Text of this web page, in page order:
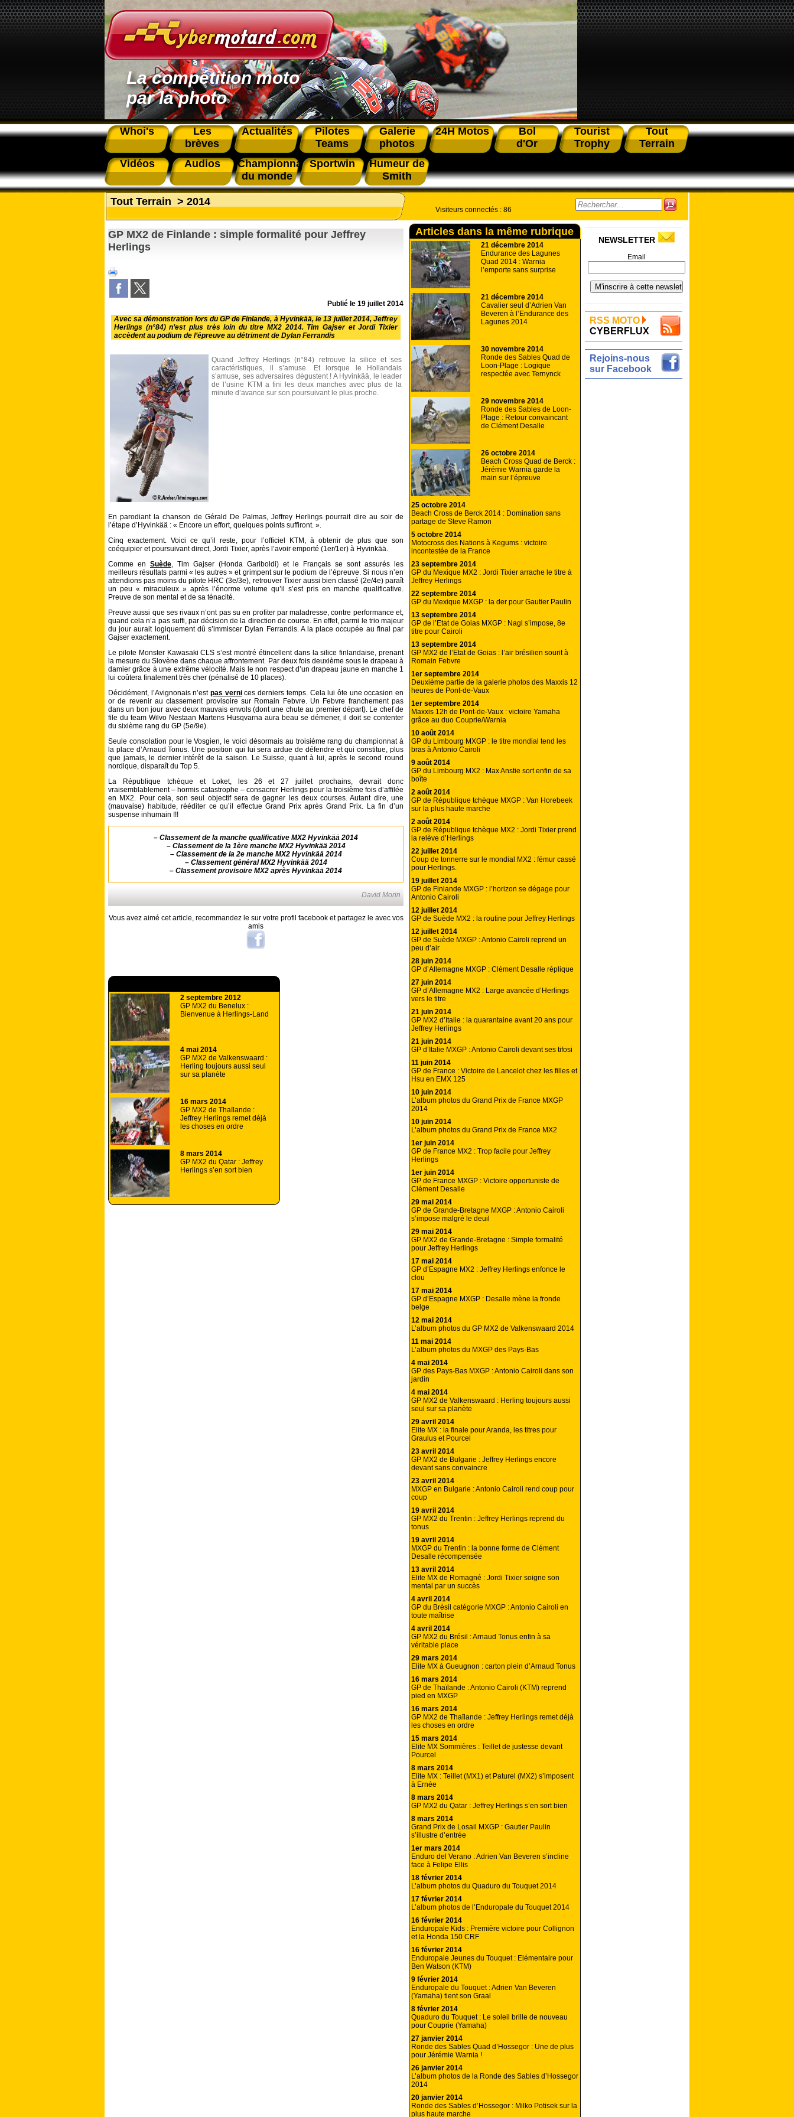
La compétition moto
par la photo
Whoi's
Les
brèves
Actualités
Pilotes
Teams
Galerie
photos
24H Motos
Bol
d'Or
Tourist
Trophy
Tout
Terrain
Vidéos
Audios
Championnat
du monde
Sportwin
Humeur de
Smith
Tout Terrain > 2014
GP MX2 de Finlande : simple formalité pour Jeffrey
Herlings
Publié le 19 juillet 2014
Avec sa démonstration lors du GP de Finlande, à Hyvinkää, le 13 juillet 2014, Jeffrey
Herlings (n°84) n’est plus très loin du titre MX2 2014. Tim Gajser et Jordi Tixier
accèdent au podium de l’épreuve au détriment de Dylan Ferrandis
Quand Jeffrey Herlings (n°84) retrouve la silice et ses
caractéristiques, il s’amuse. Et lorsque le Hollandais
s’amuse, ses adversaires dégustent ! A Hyvinkää, le leader
de l’usine KTM a fini les deux manches avec plus de la
minute d’avance sur son poursuivant le plus proche.
En parodiant la chanson de Gérald De Palmas, Jeffrey Herlings pourrait dire au soir de
l’étape d’Hyvinkää : « Encore un effort, quelques points suffiront. ».
Cinq exactement. Voici ce qu’il reste, pour l’officiel KTM, à obtenir de plus que son
coéquipier et poursuivant direct, Jordi Tixier, après l’avoir emporté (1er/1er) à Hyvinkää.
Comme en Suède, Tim Gajser (Honda Gariboldi) et le Français se sont assurés les
meilleurs résultats parmi « les autres » et grimpent sur le podium de l’épreuve. Si nous n’en
attendions pas moins du pilote HRC (3e/3e), retrouver Tixier aussi bien classé (2e/4e) paraît
un peu « miraculeux » après l’énorme volume qu’il s’est pris en manche qualificative.
Preuve de son mental et de sa ténacité.
Preuve aussi que ses rivaux n’ont pas su en profiter par maladresse, contre performance et,
quand cela n’a pas suffi, par décision de la direction de course. En effet, parmi le trio majeur
du jour aurait logiquement dû s’immiscer Dylan Ferrandis. A la place occupée au final par
Gajser exactement.
Le pilote Monster Kawasaki CLS s’est montré étincellent dans la silice finlandaise, prenant
la mesure du Slovène dans chaque affrontement. Par deux fois deuxième sous le drapeau à
damier grâce à une extrême vélocité. Mais le non respect d’un drapeau jaune en manche 1
lui coûtera finalement très cher (pénalisé de 10 places).
Décidément, l’Avignonais n’estpas vernices derniers temps. Cela lui ôte une occasion en
or de revenir au classement provisoire sur Romain Febvre. Un Febvre franchement pas
dans un bon jour avec deux mauvais envols (dont une chute au premier départ). Le chef de
file du team Wilvo Nestaan Martens Husqvarna aura beau se démener, il doit se contenter
du sixième rang du GP (5e/9e).
Seule consolation pour le Vosgien, le voici désormais au troisième rang du championnat à
la place d’Arnaud Tonus. Une position qui lui sera ardue de défendre et qui constitue, plus
que jamais, le dernier intérêt de la saison. Le Suisse, quant à lui, après le second round
nordique, disparaît du Top 5.
La République tchèque et Loket, les 26 et 27 juillet prochains, devrait donc
vraisemblablement – hormis catastrophe – consacrer Herlings pour la troisième fois d’affilée
en MX2. Pour cela, son seul objectif sera de gagner les deux courses. Autant dire, une
(mauvaise) habitude, rééditer ce qu’il effectue Grand Prix après Grand Prix. La fin d’un
suspense inhumain !!!
– Classement de la manche qualificative MX2 Hyvinkää 2014
– Classement de la 1ère manche MX2 Hyvinkää 2014
– Classement de la 2e manche MX2 Hyvinkää 2014
– Classement général MX2 Hyvinkää 2014
– Classement provisoire MX2 après Hyvinkää 2014
David Morin
Vous avez aimé cet article, recommandez le sur votre profil facebook et partagez le avec vos
amis
2 septembre 2012
GP MX2 du Benelux :
Bienvenue à Herlings-Land
4 mai 2014
GP MX2 de Valkenswaard :
Herling toujours aussi seul
sur sa planète
16 mars 2014
GP MX2 de Thaïlande :
Jeffrey Herlings remet déjà
les choses en ordre
8 mars 2014
GP MX2 du Qatar : Jeffrey
Herlings s’en sort bien
Visiteurs connectés : 86
Articles dans la même rubrique
21 décembre 2014
Endurance des Lagunes
Quad 2014 : Warnia
l’emporte sans surprise
21 décembre 2014
Cavalier seul d’Adrien Van
Beveren à l’Endurance des
Lagunes 2014
30 novembre 2014
Ronde des Sables Quad de
Loon-Plage : Logique
respectée avec Ternynck
29 novembre 2014
Ronde des Sables de Loon-
Plage : Retour convaincant
de Clément Desalle
26 octobre 2014
Beach Cross Quad de Berck :
Jérémie Warnia garde la
main sur l’épreuve
25 octobre 2014
Beach Cross de Berck 2014 : Domination sans
partage de Steve Ramon
5 octobre 2014
Motocross des Nations à Kegums : victoire
incontestée de la France
23 septembre 2014
GP du Mexique MX2 : Jordi Tixier arrache le titre à
Jeffrey Herlings
22 septembre 2014
GP du Mexique MXGP : la der pour Gautier Paulin
13 septembre 2014
GP de l’Etat de Goias MXGP : Nagl s’impose, 8e
titre pour Cairoli
13 septembre 2014
GP MX2 de l’Etat de Goias : l’air brésilien sourit à
Romain Febvre
1er septembre 2014
Deuxième partie de la galerie photos des Maxxis 12
heures de Pont-de-Vaux
1er septembre 2014
Maxxis 12h de Pont-de-Vaux : victoire Yamaha
grâce au duo Couprie/Warnia
10 août 2014
GP du Limbourg MXGP : le titre mondial tend les
bras à Antonio Cairoli
9 août 2014
GP du Limbourg MX2 : Max Anstie sort enfin de sa
boîte
2 août 2014
GP de République tchèque MXGP : Van Horebeek
sur la plus haute marche
2 août 2014
GP de République tchèque MX2 : Jordi Tixier prend
la relève d’Herlings
22 juillet 2014
Coup de tonnerre sur le mondial MX2 : fémur cassé
pour Herlings.
19 juillet 2014
GP de Finlande MXGP : l’horizon se dégage pour
Antonio Cairoli
12 juillet 2014
GP de Suède MX2 : la routine pour Jeffrey Herlings
12 juillet 2014
GP de Suède MXGP : Antonio Cairoli reprend un
peu d’air
28 juin 2014
GP d’Allemagne MXGP : Clément Desalle réplique
27 juin 2014
GP d’Allemagne MX2 : Large avancée d’Herlings
vers le titre
21 juin 2014
GP MX2 d’Italie : la quarantaine avant 20 ans pour
Jeffrey Herlings
21 juin 2014
GP d’Italie MXGP : Antonio Cairoli devant ses tifosi
11 juin 2014
GP de France : Victoire de Lancelot chez les filles et
Hsu en EMX 125
10 juin 2014
L’album photos du Grand Prix de France MXGP
2014
10 juin 2014
L’album photos du Grand Prix de France MX2
1er juin 2014
GP de France MX2 : Trop facile pour Jeffrey
Herlings
1er juin 2014
GP de France MXGP : Victoire opportuniste de
Clément Desalle
29 mai 2014
GP de Grande-Bretagne MXGP : Antonio Cairoli
s’impose malgré le deuil
29 mai 2014
GP MX2 de Grande-Bretagne : Simple formalité
pour Jeffrey Herlings
17 mai 2014
GP d’Espagne MX2 : Jeffrey Herlings enfonce le
clou
17 mai 2014
GP d’Espagne MXGP : Desalle mène la fronde
belge
12 mai 2014
L’album photos du GP MX2 de Valkenswaard 2014
11 mai 2014
L’album photos du MXGP des Pays-Bas
4 mai 2014
GP des Pays-Bas MXGP : Antonio Cairoli dans son
jardin
4 mai 2014
GP MX2 de Valkenswaard : Herling toujours aussi
seul sur sa planète
29 avril 2014
Elite MX : la finale pour Aranda, les titres pour
Graulus et Pourcel
23 avril 2014
GP MX2 de Bulgarie : Jeffrey Herlings encore
devant sans convaincre
23 avril 2014
MXGP en Bulgarie : Antonio Cairoli rend coup pour
coup
19 avril 2014
GP MX2 du Trentin : Jeffrey Herlings reprend du
tonus
19 avril 2014
MXGP du Trentin : la bonne forme de Clément
Desalle récompensée
13 avril 2014
Elite MX de Romagné : Jordi Tixier soigne son
mental par un succès
4 avril 2014
GP du Brésil catégorie MXGP : Antonio Cairoli en
toute maîtrise
4 avril 2014
GP MX2 du Brésil : Arnaud Tonus enfin à sa
véritable place
29 mars 2014
Elite MX à Gueugnon : carton plein d’Arnaud Tonus
16 mars 2014
GP de Thaïlande : Antonio Cairoli (KTM) reprend
pied en MXGP
16 mars 2014
GP MX2 de Thaïlande : Jeffrey Herlings remet déjà
les choses en ordre
15 mars 2014
Elite MX Sommières : Teillet de justesse devant
Pourcel
8 mars 2014
Elite MX : Teillet (MX1) et Paturel (MX2) s’imposent
à Ernée
8 mars 2014
GP MX2 du Qatar : Jeffrey Herlings s’en sort bien
8 mars 2014
Grand Prix de Losail MXGP : Gautier Paulin
s’illustre d’entrée
1er mars 2014
Enduro del Verano : Adrien Van Beveren s’incline
face à Felipe Ellis
18 février 2014
L’album photos du Quaduro du Touquet 2014
17 février 2014
L’album photos de l’Enduropale du Touquet 2014
16 février 2014
Enduropale Kids : Première victoire pour Collignon
et la Honda 150 CRF
16 février 2014
Enduropale Jeunes du Touquet : Elémentaire pour
Ben Watson (KTM)
9 février 2014
Enduropale du Touquet : Adrien Van Beveren
(Yamaha) tient son Graal
8 février 2014
Quaduro du Touquet : Le soleil brille de nouveau
pour Couprie (Yamaha)
27 janvier 2014
Ronde des Sables Quad d’Hossegor : Une de plus
pour Jérémie Warnia !
26 janvier 2014
L’album photos de la Ronde des Sables d’Hossegor
2014
20 janvier 2014
Ronde des Sables d’Hossegor : Milko Potisek sur la
plus haute marche
NEWSLETTER
Email
RSS MOTO
CYBERFLUX
Rejoins-nous
sur Facebook